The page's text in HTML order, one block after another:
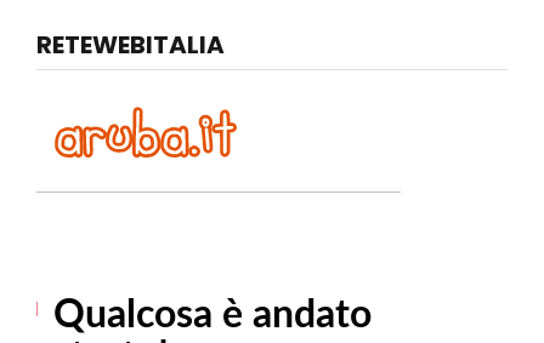
RETEWEBITALIA